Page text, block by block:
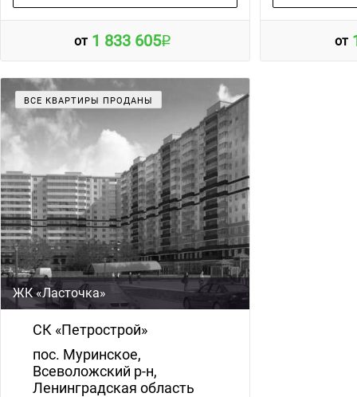
от 1 833 605 от
ВСЕ КВАРТИРЫ ПРОДАНЫ
ЖК «Ласточка»
СК «Петрострой»
пос. Муринское,
Всеволожский р-н,
Ленинградская область